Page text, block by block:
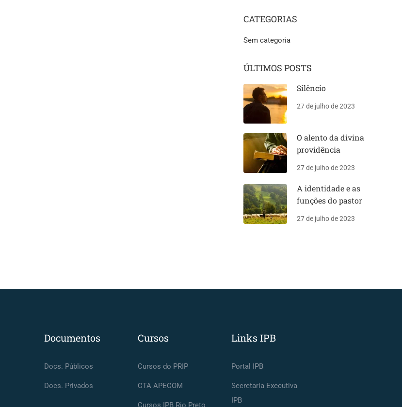
CATEGORIAS
Sem categoria
ÚLTIMOS POSTS
Silêncio
27 de julho de 2023
O alento da divina
providência
27 de julho de 2023
A identidade e as
funções do pastor
27 de julho de 2023
Documentos
Docs. Públicos
Docs. Privados
Cursos
Cursos do PRIP
CTA APECOM
Cursos IPB Rio Preto
Links IPB
Portal IPB
Secretaria Executiva
IPB